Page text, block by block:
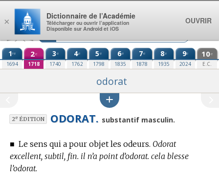
Aller au contenu
1re
1694
2e
1718
3e
1740
4e
1762
5e
1798
6e
1835
7e
1878
8e
1935
9e
2024
10e
E.C.
odorat
2eÉDITION ODORAT. substantif masculin.
■ Le sens qui a pour objet les odeurs. Odorat
excellent, subtil, fin. il n’a point d’odorat. cela blesse
l’odorat.
×
Dictionnaire de l’Académie
Télécharger ou ouvrir l’application
Disponible sur Android et iOS
OUVRIR